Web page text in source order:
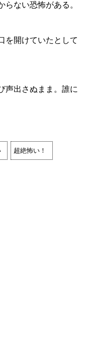
らない恐怖がある。
を開けていたとして
声出さぬまま。誰に
超絶怖い！